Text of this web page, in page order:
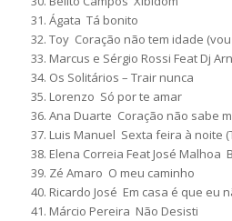
31. Ágata  Tá bonito
32. Toy  Coração não tem idade
33. Marcus e Sérgio Rossi Feat Dj
34. Os Solitários – Trair nunca
35. Lorenzo  Só por te amar
36. Ana Duarte  Coração não sabe
37. Luis Manuel  Sexta feira à noite
38. Elena Correia Feat José Malhoa
39. Zé Amaro  O meu caminho
40. Ricardo José  Em casa é que eu
41. Márcio Pereira  Não Desisti